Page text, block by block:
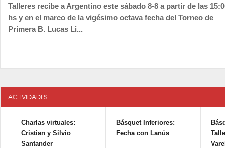
Talleres recibe a Argentino este sábado 8-8 a partir de las
hs y en el marco de la vigésimo octava fecha del Torneo de
Primera B. Lucas Li...
ACTIVIDADES
Charlas virtuales:
Cristian y Silvio
Santander
Básquet Inferiores:
Fecha con Lanús